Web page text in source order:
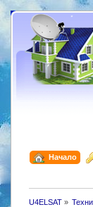
Начало
U4ELSAT»